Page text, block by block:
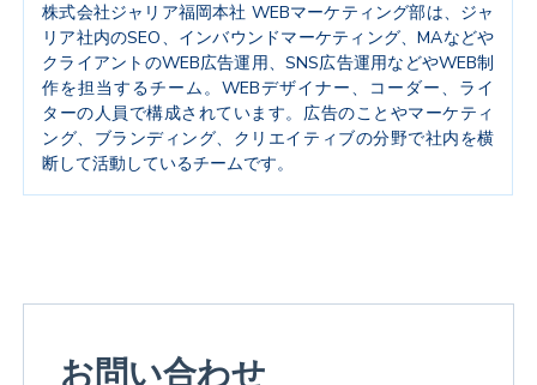
株式会社ジャリア福岡本社 WEBマーケティング部は、ジャ
リア社内のSEO、インバウンドマーケティング、MAなどや
クライアントのWEB広告運用、SNS広告運用などやWEB制
作を担当するチーム。WEBデザイナー、コーダー、ライ
ターの人員で構成されています。広告のことやマーケティ
ング、ブランディング、クリエイティブの分野で社内を横
断して活動しているチームです。